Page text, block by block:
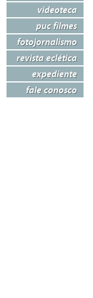
videoteca
puc filmes
fotojornalismo
revista eclética
expediente
fale conosco